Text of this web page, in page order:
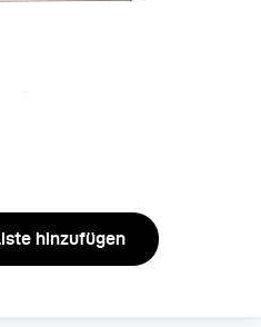
hinzufügen